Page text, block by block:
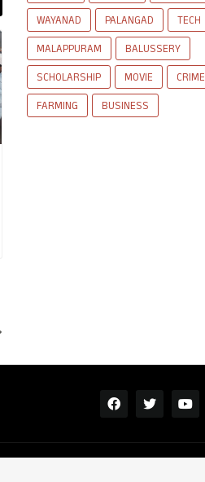
WAYANAD
PALANGAD
TECH
MALAPPURAM
BALUSSERY
SCHOLARSHIP
MOVIE
CRIME
FARMING
BUSINESS